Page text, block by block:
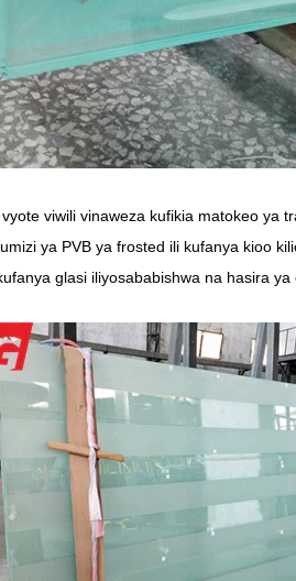
viwili vinaweza kufikia matokeo ya
ya PVB ya frosted ili kufanya kioo
glasi iliyosababishwa na hasira ya